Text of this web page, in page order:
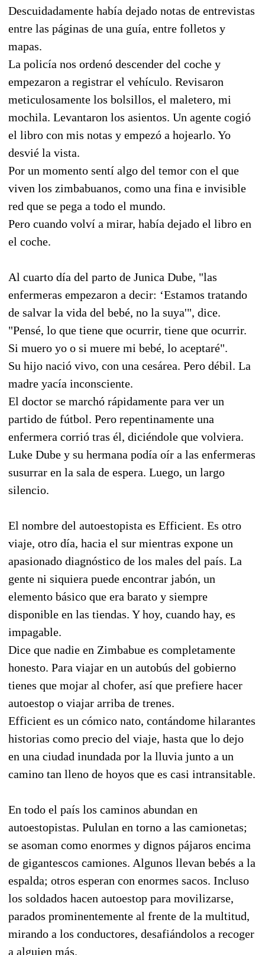
Descuidadamente había dejado notas de entrevistas
entre las páginas de una guía, entre folletos y
mapas.
La policía nos ordenó descender del coche y
empezaron a registrar el vehículo. Revisaron
meticulosamente los bolsillos, el maletero, mi
mochila. Levantaron los asientos. Un agente cogió
el libro con mis notas y empezó a hojearlo. Yo
desvié la vista.
Por un momento sentí algo del temor con el que
viven los zimbabuanos, como una fina e invisible
red que se pega a todo el mundo.
Pero cuando volví a mirar, había dejado el libro en
el coche.
Al cuarto día del parto de Junica Dube, "las
enfermeras empezaron a decir: ‘Estamos tratando
de salvar la vida del bebé, no la suya'", dice.
"Pensé, lo que tiene que ocurrir, tiene que ocurrir.
Si muero yo o si muere mi bebé, lo aceptaré".
Su hijo nació vivo, con una cesárea. Pero débil. La
madre yacía inconsciente.
El doctor se marchó rápidamente para ver un
partido de fútbol. Pero repentinamente una
enfermera corrió tras él, diciéndole que volviera.
Luke Dube y su hermana podía oír a las enfermeras
susurrar en la sala de espera. Luego, un largo
silencio.
El nombre del autoestopista es Efficient. Es otro
viaje, otro día, hacia el sur mientras expone un
apasionado diagnóstico de los males del país. La
gente ni siquiera puede encontrar jabón, un
elemento básico que era barato y siempre
disponible en las tiendas. Y hoy, cuando hay, es
impagable.
Dice que nadie en Zimbabue es completamente
honesto. Para viajar en un autobús del gobierno
tienes que mojar al chofer, así que prefiere hacer
autoestop o viajar arriba de trenes.
Efficient es un cómico nato, contándome hilarantes
historias como precio del viaje, hasta que lo dejo
en una ciudad inundada por la lluvia junto a un
camino tan lleno de hoyos que es casi intransitable.
En todo el país los caminos abundan en
autoestopistas. Pululan en torno a las camionetas;
se asoman como enormes y dignos pájaros encima
de gigantescos camiones. Algunos llevan bebés a la
espalda; otros esperan con enormes sacos. Incluso
los soldados hacen autoestop para movilizarse,
parados prominentemente al frente de la multitud,
mirando a los conductores, desafiándolos a recoger
a alguien más.